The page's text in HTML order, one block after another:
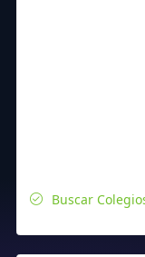
Buscar